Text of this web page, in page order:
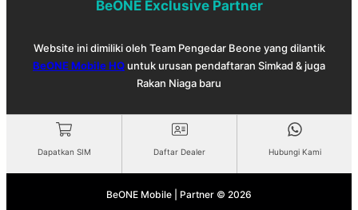
BeONE QR
BeONE Exclusive Partner
Website ini dimiliki oleh Team Pengedar Beone yang dilantik
BeONE Mobile HQ untuk urusan pendaftaran Simkad & juga
Rakan Niaga baru
Dapatkan SIM Daftar Dealer Hubungi Kami
BeONE Mobile | Partner © 2026